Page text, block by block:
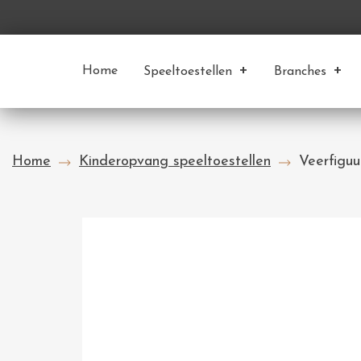
Home Speeltoestellen Branches
Home Kinderopvang speeltoestellen